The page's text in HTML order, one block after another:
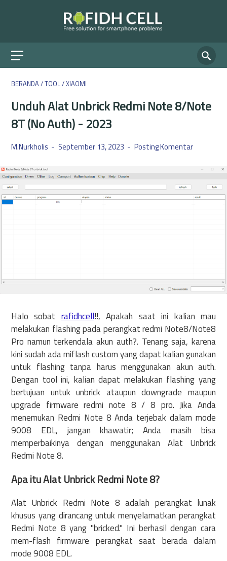
BERANDA/TOOL/XIAOMI
Unduh Alat Unbrick Redmi Note 8/Note
8T (No Auth) - 2023
M.Nurkholis September 13, 2023 Posting Komentar
Halo sobat rafidhcell!!, Apakah saat ini kalian mau
melakukan flashing pada perangkat redmi Note8/Note8
Pro namun terkendala akun auth?. Tenang saja, karena
kini sudah ada miflash custom yang dapat kalian gunakan
untuk flashing tanpa harus menggunakan akun auth.
Dengan tool ini, kalian dapat melakukan flashing yang
bertujuan untuk unbrick ataupun downgrade maupun
upgrade firmware redmi note 8 / 8 pro. Jika Anda
menemukan Redmi Note 8 Anda terjebak dalam mode
9008 EDL, jangan khawatir; Anda masih bisa
memperbaikinya dengan menggunakan Alat Unbrick
Redmi Note 8.
Apa itu Alat Unbrick Redmi Note 8?
Alat Unbrick Redmi Note 8 adalah perangkat lunak
khusus yang dirancang untuk menyelamatkan perangkat
Redmi Note 8 yang "bricked." Ini berhasil dengan cara
mem-flash firmware perangkat saat berada dalam
mode 9008 EDL.